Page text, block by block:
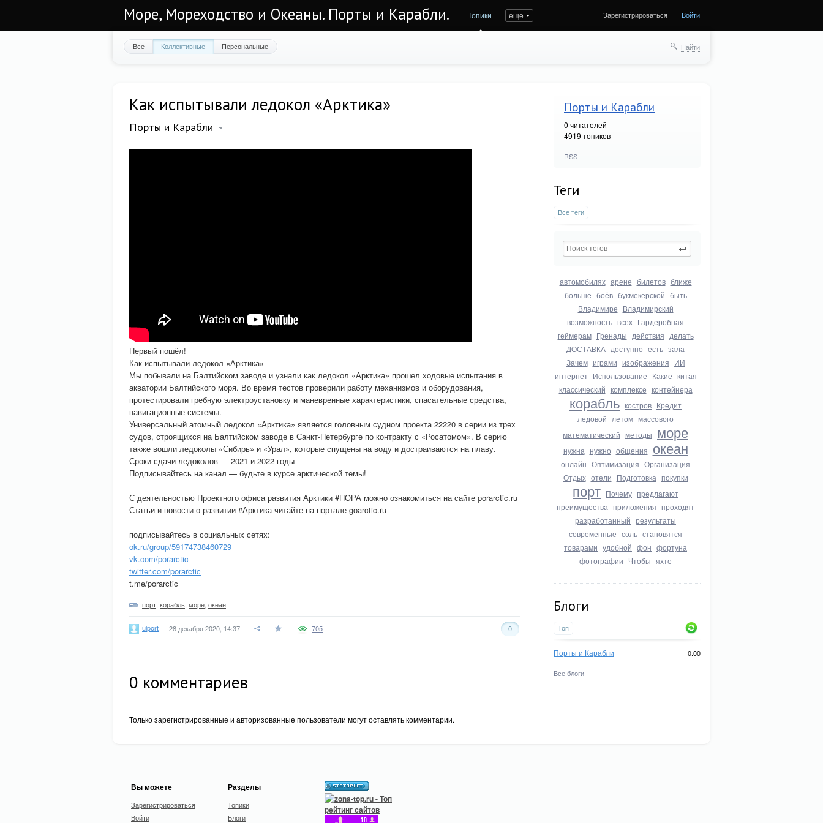
Море, Мореходство и Океаны. Порты и Карабли. Топики еще Зарегистрироваться Войти
Все Коллективные Персональные Найти
Порты и Карабли
0 читателей
4919 топиков
RSS
Теги
Все теги
автомобилях арене билетов ближе
больше боёв букмекерской быть
Владимире Владимирский
возможность всех Гардеробная
геймерам Гренады действия делать
ДОСТАВКА доступно есть зала
Зачем играми изображения ИИ
интернет Использование Какие китая
классический комплексе контейнера
корабль костров Кредит
ледовой летом массового
математический методы море
нужна нужно общения океан
онлайн Оптимизация Организация
Отдых отели Подготовка покупки
порт Почему предлагают
преимущества приложения проходят
разработанный результаты
современные соль становятся
товарами удобной фон фортуна
фотографии Чтобы яхте
Блоги
Топ
Порты и Карабли 0.00
Все блоги
Как испытывали ледокол «Арктика»
Порты и Карабли
Первый пошёл!
Как испытывали ледокол «Арктика»
Мы побывали на Балтийском заводе и узнали как ледокол «Арктика» прошел ходовые испытания в
акватории Балтийского моря. Во время тестов проверили работу механизмов и оборудования,
протестировали гребную электроустановку и маневренные характеристики, спасательные средства,
навигационные системы.
Универсальный атомный ледокол «Арктика» является головным судном проекта 22220 в серии из трех
судов, строящихся на Балтийском заводе в Санкт-Петербурге по контракту с «Росатомом». В серию
также вошли ледоколы «Сибирь» и «Урал», которые спущены на воду и достраиваются на плаву.
Сроки сдачи ледоколов — 2021 и 2022 годы
Подписывайтесь на канал — будьте в курсе арктической темы!
С деятельностью Проектного офиса развития Арктики #ПОРА можно ознакомиться на сайте porarctic.ru
Статьи и новости о развитии #Арктика читайте на портале goarctic.ru
подписывайтесь в социальных сетях:
ok.ru/group/59174738460729
vk.com/porarctic
twitter.com/porarctic
t.me/porarctic
порт корабль море океан
ulport 28 декабря 2020, 14:37 0
705
0 комментариев
Только зарегистрированные и авторизованные пользователи могут оставлять комментарии.
Вы можете
Зарегистрироваться
Войти
Разделы
Топики
Блоги